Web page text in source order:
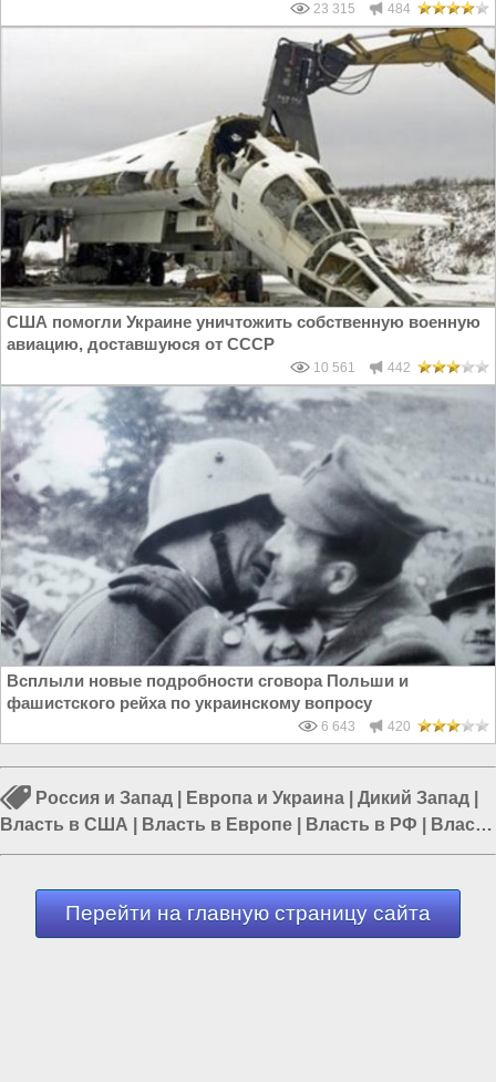
23 315 484
США помогли Украине уничтожить собственную военную
авиацию, доставшуюся от СССР
10 561 442
Всплыли новые подробности сговора Польши и
фашистского рейха по украинскому вопросу
6 643 420
Россия и Запад Европа и Украина Дикий Запад
Власть в США
Власть в Европе Власть в РФ
Власть
в Украине
Перейти на главную страницу сайта